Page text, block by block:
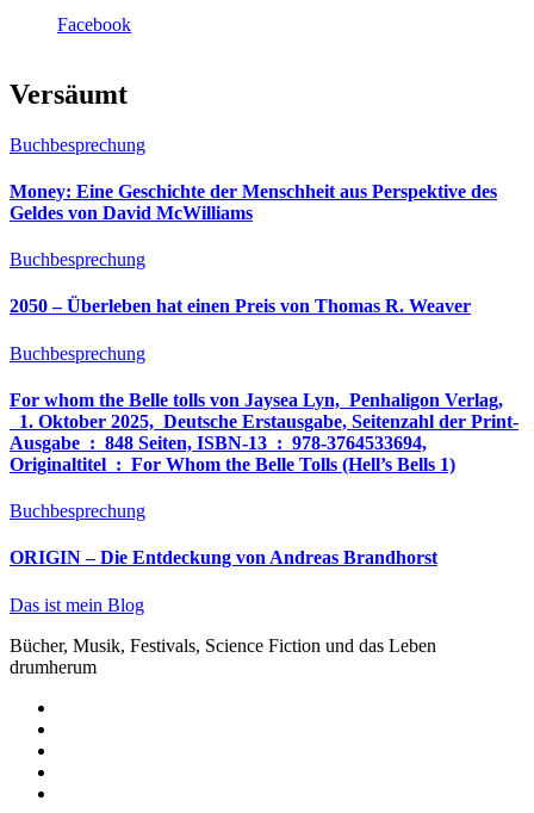
Facebook
Versäumt
Buchbesprechung
Money: Eine Geschichte der Menschheit aus Perspektive des
Geldes von David McWilliams
Buchbesprechung
2050 – Überleben hat einen Preis von Thomas R. Weaver
Buchbesprechung
For whom the Belle tolls von Jaysea Lyn, ‎ Penhaligon Verlag,
‎ 1. Oktober 2025, ‎ Deutsche Erstausgabe, Seitenzahl der Print-
Ausgabe ‏ : ‎ 848 Seiten, ISBN-13 ‏ : ‎ 978-3764533694,
Originaltitel ‏ : ‎ For Whom the Belle Tolls (Hell’s Bells 1)
Buchbesprechung
ORIGIN – Die Entdeckung von Andreas Brandhorst
Das ist mein Blog
Bücher, Musik, Festivals, Science Fiction und das Leben
drumherum